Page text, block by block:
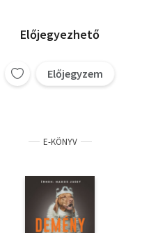
Előjegyezhető
Előjegyzem
E-KÖNYV